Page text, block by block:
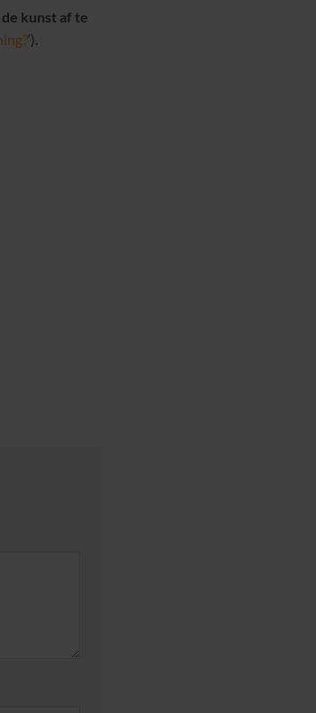
kunst af te
‘).